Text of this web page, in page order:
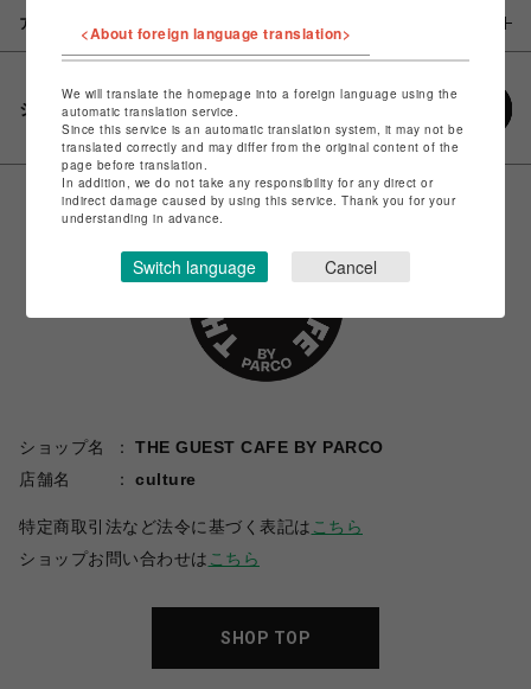
アイテム説明 / 素材
シェアする
ショップ名
THE GUEST CAFE BY PARCO
店舗名
culture
特定商取引法など法令に基づく表記は こちら
ショップお問い合わせは こちら
SHOP TOP
<About foreign language translation>
We will translate the homepage into a foreign language using the
automatic translation service.
Since this service is an automatic translation system, it may not be
translated correctly and may differ from the original content of the
page before translation.
In addition, we do not take any responsibility for any direct or
indirect damage caused by using this service. Thank you for your
understanding in advance.
Switch language Cancel